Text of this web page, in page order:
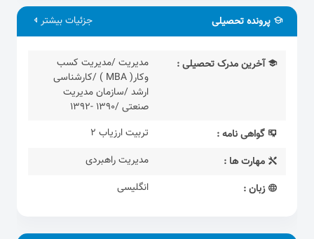
پرونده تحصیلی جزئیات بیشتر
آخرین مدرک تحصیلی :
مدیریت /مدیریت کسب
وکار( MBA ) /کارشناسی
ارشد /سازمان مدیریت
صنعتی /1390 -1392
گواهی نامه :
تربیت ارزیاب 2
مهارت ها :
مدیریت راهبردی
زبان :
انگلیسی